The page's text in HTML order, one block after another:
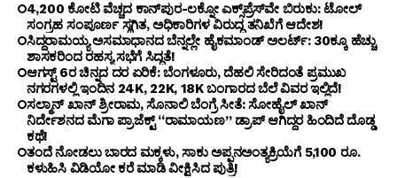
₹4,200 ಕೋಟಿ ವೆಚ್ಚದ ಕಾನ್‌ಪುರ-ಲಕ್ನೋ ಎಕ್ಸ್‌ಪ್ರೆಸ್‌ವೇ ಬಿರುಕು: ಟೋಲ್
ಸಂಗ್ರಹ ಸಂಪೂರ್ಣ ಸ್ಥಗಿತ, ಅಧಿಕಾರಿಗಳ ವಿರುದ್ಧ ತನಿಖೆಗೆ ಆದೇಶ!
ಸಿದ್ದರಾಮಯ್ಯ ಅಸಮಾಧಾನದ ಬೆನ್ನಲ್ಲೇ ಹೈಕಮಾಂಡ್ ಅಲರ್ಟ್: 30ಕ್ಕೂ ಹೆಚ್ಚು
ಶಾಸಕರಿಂದ ರಹಸ್ಯ ಸಭೆಗೆ ಸಿದ್ಧತೆ!
ಆಗಸ್ಟ್ 6ರ ಚಿನ್ನದ ದರ ಏರಿಕೆ: ಬೆಂಗಳೂರು, ದೆಹಲಿ ಸೇರಿದಂತೆ ಪ್ರಮುಖ
ನಗರಗಳಲ್ಲಿ ಇಂದಿನ 24K, 22K, 18K ಬಂಗಾರದ ಬೆಲೆ ವಿವರ ಇಲ್ಲಿದೆ!
ಸಲ್ಮಾನ್ ಖಾನ್ ಶ್ರೀರಾಮ, ಸೊನಾಲಿ ಬೆಂಗ್ರೆ ಸೀತೆ: ಸೋಹೈಲ್ ಖಾನ್
ನಿರ್ದೇಶನದ ಮೆಗಾ ಪ್ರಾಜೆಕ್ಟ್ “ರಾಮಾಯಣ” ಡ್ರಾಪ್ ಆಗಿದ್ದರ ಹಿಂದಿದೆ ದೊಡ್ಡ
ಕಥೆ!
ತಂದೆ ನೋಡಲು ಬಾರದ ಮಕ್ಕಳು, ಸಾಕು ಅಪ್ಪನಅಂತ್ಯಕ್ರಿಯೆಗೆ 5,100 ರೂ.
ಕಳುಹಿಸಿ ವಿಡಿಯೋ ಕರೆ ಮಾಡಿ ವೀಕ್ಷಿಸಿದ ಪುತ್ರಿ!